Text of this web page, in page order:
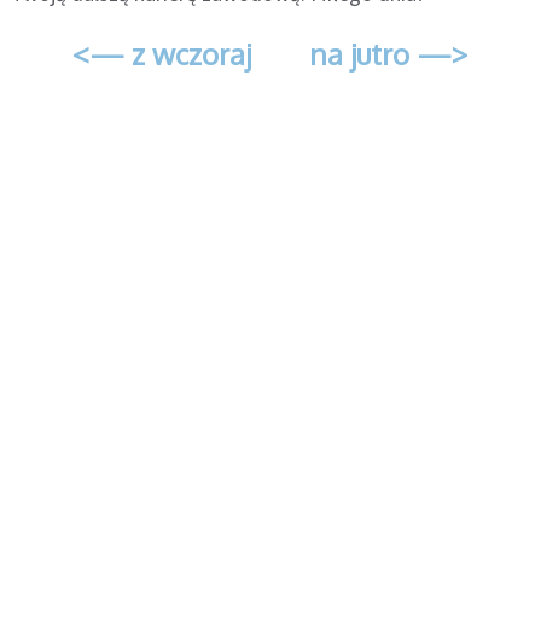
<— z wczoraj na jutro —>